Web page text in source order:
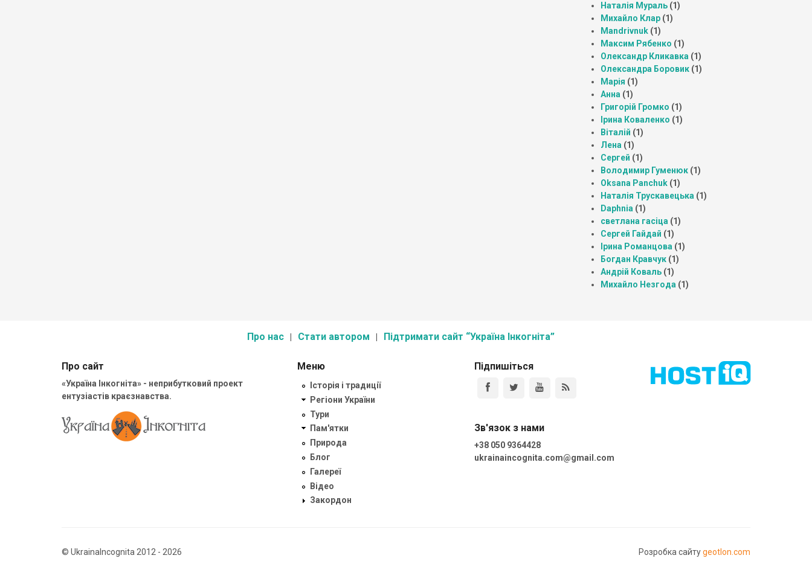
Наталія Мураль(1)
Михайло Клар(1)
Mandrivnuk(1)
Максим Рябенко (1)
Олександр Кликавка (1)
Олександра Боровик(1)
Марія (1)
Анна (1)
Григорій Громко (1)
Ірина Коваленко (1)
Віталій (1)
Лена (1)
Сергей (1)
Володимир Гуменюк(1)
Oksana Panchuk(1)
Наталія Трускавецька (1)
Daphnia (1)
светлана гасіца (1)
Сергей Гайдай (1)
Ірина Романцова (1)
Богдан Кравчук(1)
Андрій Коваль(1)
Михайло Незгода (1)
Про нас Стати автором Підтримати сайт “Україна Інкогніта”
Про сайт
«Україна Інкогніта» - неприбутковий проект
ентузіастів краєзнавства.
Меню
Історія і традиції
Регіони України
Тури
Пам'ятки
Природа
Блог
Галереї
Відео
Закордон
Підпишіться
Зв'язок з нами
+38 050 9364428
ukrainaincognita.com@gmail.com
© UkrainaIncognita 2012 - 2026 Розробка сайтуgeotlon.com